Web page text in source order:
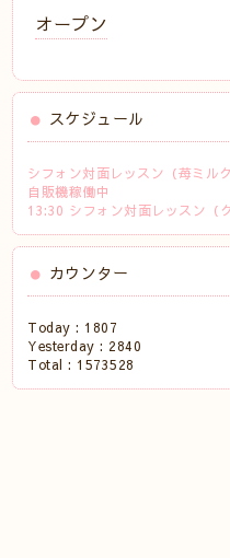
オープン
スケジュール
シフォン対面レッスン（苺ミルク
自販機稼働中
13:30 シフォン対面レッスン（
カウンター
Today : 1807
Yesterday : 2840
Total : 1573528